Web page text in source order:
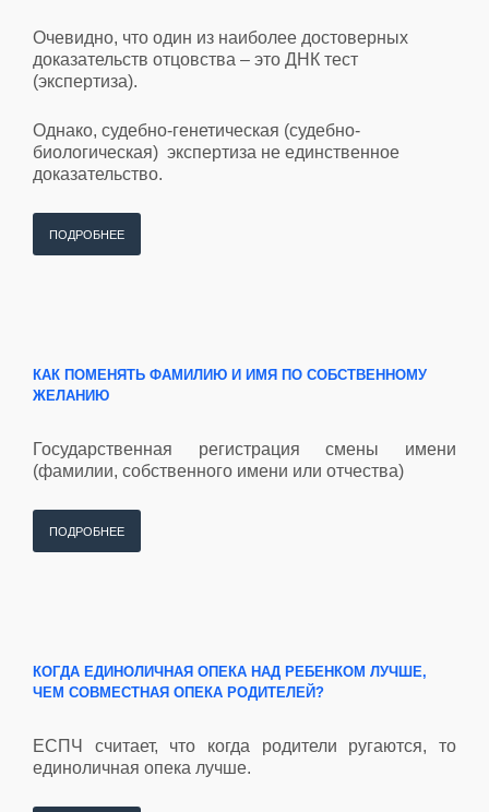
Очевидно, что один из наиболее достоверных
доказательств отцовства – это ДНК тест
(экспертиза).
Однако, судебно-генетическая (судебно-
биологическая) экспертиза не единственное
доказательство.
ПОДРОБНЕЕ
КАК ПОМЕНЯТЬ ФАМИЛИЮ И ИМЯ ПО СОБСТВЕННОМУ
ЖЕЛАНИЮ
Государственная регистрация смены имени
(фамилии, собственного имени или отчества)
ПОДРОБНЕЕ
КОГДА ЕДИНОЛИЧНАЯ ОПЕКА НАД РЕБЕНКОМ ЛУЧШЕ,
ЧЕМ СОВМЕСТНАЯ ОПЕКА РОДИТЕЛЕЙ?
ЕСПЧ считает, что когда родители ругаются, то
единоличная опека лучше.